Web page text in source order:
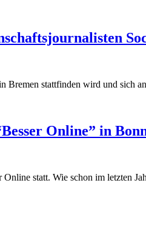
stattfinden wird und sich
Online” in
statt. Wie schon im letzten